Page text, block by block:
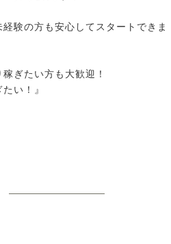
験の方も安心してスタートできま
ぎたい方も大歓迎！
い！』